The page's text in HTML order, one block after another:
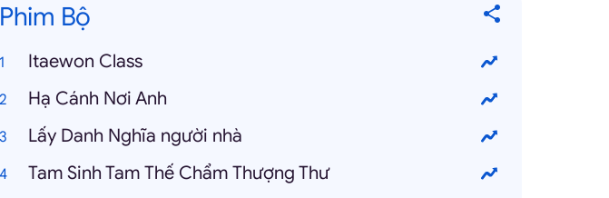
Phim Bộ
Itaewon Class
Hạ Cánh Nơi Anh
Lấy Danh Nghĩa người nhà
Tam Sinh Tam Thế Chẩm Thượng Thư